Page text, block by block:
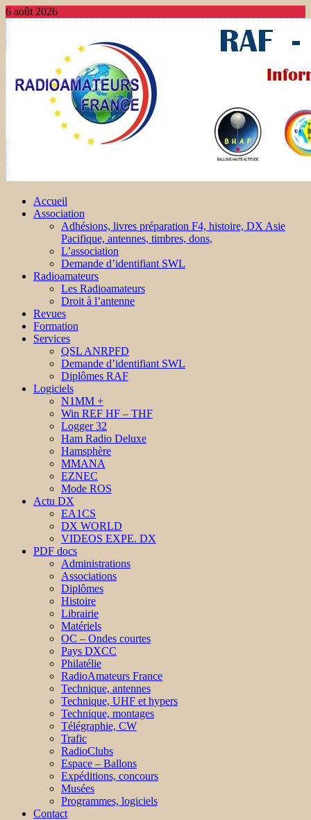
6 août 2026
Accueil
Association
Adhésions, livres préparation F4, histoire, DX Asie
Pacifique, antennes, timbres, dons,
L’association
Demande d’identifiant SWL
Radioamateurs
Les Radioamateurs
Droit à l’antenne
Revues
Formation
Services
QSL ANRPFD
Demande d’identifiant SWL
Diplômes RAF
Logiciels
N1MM +
Win REF HF – THF
Logger 32
Ham Radio Deluxe
Hamsphère
MMANA
EZNEC
Mode ROS
Actu DX
EA1CS
DX WORLD
VIDEOS EXPE. DX
PDF docs
Administrations
Associations
Diplômes
Histoire
Librairie
Matériels
OC – Ondes courtes
Pays DXCC
Philatélie
RadioAmateurs France
Technique, antennes
Technique, UHF et hypers
Technique, montages
Télégraphie, CW
Trafic
RadioClubs
Espace – Ballons
Expéditions, concours
Musées
Programmes, logiciels
Contact